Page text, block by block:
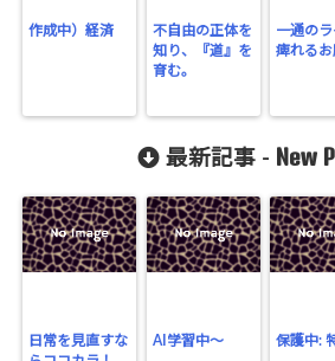
作成中）経済
不自由の正体を
知り、『道』を
育む。
一通のラ
痺れるお
最新記事 - New
日常を見直すな
AI学習中〜 保護中: